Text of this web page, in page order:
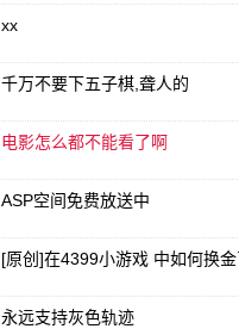
xx
千万不要下五子棋,聋人的
电影怎么都不能看了啊
ASP空间免费放送中
[原创]在4399小游戏 中如何换
永远支持灰色轨迹